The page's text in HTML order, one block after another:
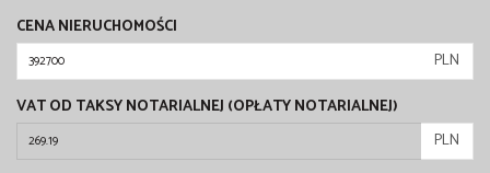
CENA NIERUCHOMOŚCI
PLN
VAT OD TAKSY NOTARIALNEJ (OPŁATY NOTARIALNEJ)
PLN